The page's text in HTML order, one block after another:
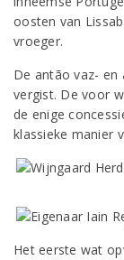
oosten van
vroeger.
De antão vaz- en
vergist. De voor
de enige
klassieke manier
Het eerste wat